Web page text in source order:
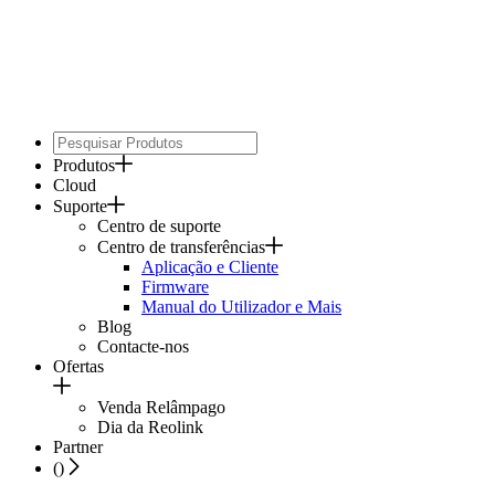
Produtos
Cloud
Suporte
Centro de suporte
Centro de transferências
Aplicação e Cliente
Firmware
Manual do Utilizador e Mais
Blog
Contacte-nos
Ofertas
Venda Relâmpago
Dia da Reolink
Partner
()